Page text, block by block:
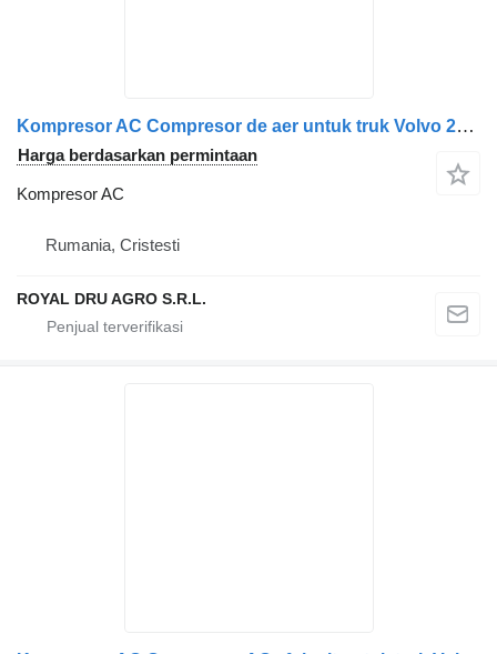
Kompresor AC Compresor de aer untuk truk Volvo 21968006 / 21513957 (Uzura Vizibilă)
Harga berdasarkan permintaan
Kompresor AC
Rumania, Cristesti
ROYAL DRU AGRO S.R.L.